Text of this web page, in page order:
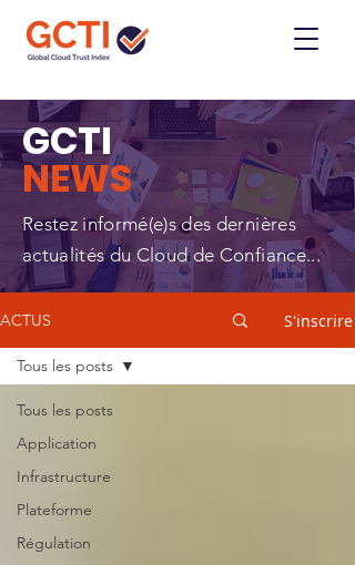
GCTI
NEWS
Restez informé(e)s des dernières
actualités du Cloud de Confiance...
ACTUS S'inscrire
Tous les posts
Application
Infrastructure
Plateforme
Régulation
Tous les posts